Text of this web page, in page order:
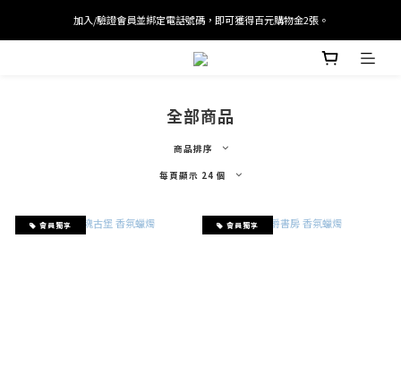
加入/驗證會員並綁定電話號碼，即可獲得百元購物金2張。
加入/驗證會員並綁定電話號碼，即可獲得百元購物金2張。
會員單筆滿 $2000 即免運，首筆訂單結帳可折抵迎新入會100元優惠劵。
全部商品
商品排序
每頁顯示 24 個
會員獨享 會員獨享